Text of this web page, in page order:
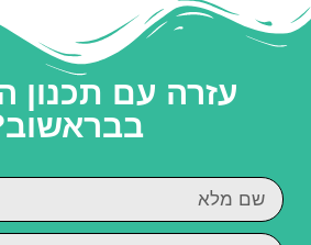
עזרה עם תכנון